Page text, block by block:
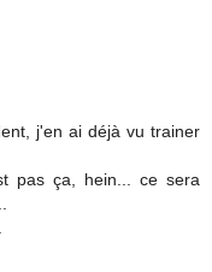
j'en ai déjà vu trainer
pas ça, hein... ce sera